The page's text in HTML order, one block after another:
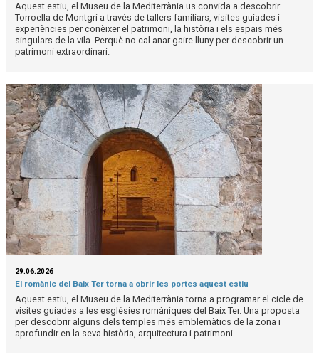
Aquest estiu, el Museu de la Mediterrània us convida a descobrir
Torroella de Montgrí a través de tallers familiars, visites guiades i
experiències per conèixer el patrimoni, la història i els espais més
singulars de la vila. Perquè no cal anar gaire lluny per descobrir un
patrimoni extraordinari.
29.06.2026
El romànic del Baix Ter torna a obrir les portes aquest estiu
Aquest estiu, el Museu de la Mediterrània torna a programar el cicle de
visites guiades a les esglésies romàniques del Baix Ter. Una proposta
per descobrir alguns dels temples més emblemàtics de la zona i
aprofundir en la seva història, arquitectura i patrimoni.